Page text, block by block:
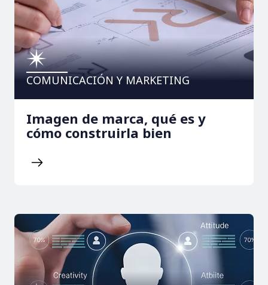
COMUNICACIÓN Y MARKETING
Imagen de marca, qué es y
cómo construirla bien